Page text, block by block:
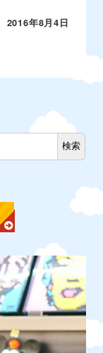
2016年8月4日
検索